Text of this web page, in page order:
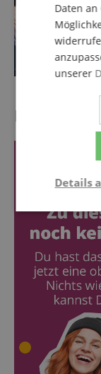
Daten
unserer
Details
Statistik-
wie
Cookies.
werden,